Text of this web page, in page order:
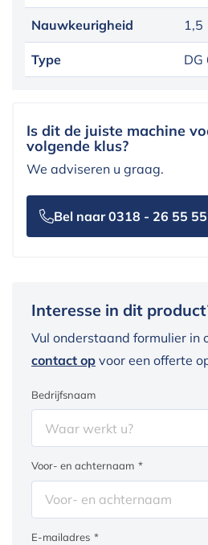
Nauwkeurigheid 1,5
Type DG
Is dit de juiste machine
volgende klus?
We adviseren u graag.
Bel naar 0318 - 26 55 55
Interesse in dit
Vul onderstaand formulier in
contact op voor een offerte
Bedrijfsnaam
Voor- en achternaam *
E-mailadres *